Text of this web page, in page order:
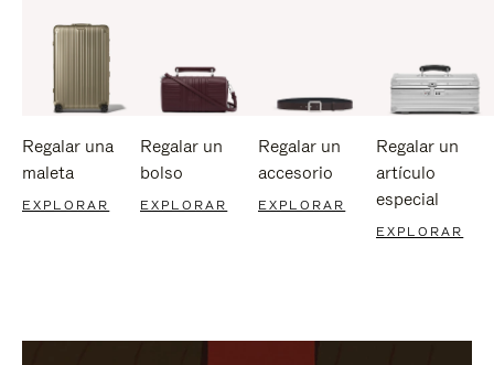
Regalar una
maleta
EXPLORAR
Regalar un
bolso
EXPLORAR
Regalar un
accesorio
EXPLORAR
Regalar un
artículo
especial
EXPLORAR